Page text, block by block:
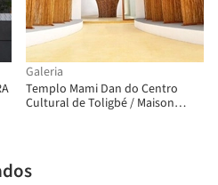
Galeria
Templo Mami Dan do Centro
Cultural de Toligbé / Maison